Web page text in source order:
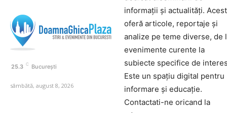
25.3 C București
sâmbătă, august 8, 2026
informații și actualități.
oferă articole, reportaje și
analize pe teme diverse, de
evenimente curente la
subiecte specifice de
Este un spațiu digital pentru
informare și educație.
Contactati-ne oricand la